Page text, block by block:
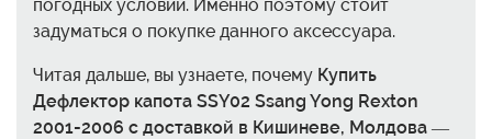
погодных условий. Именно поэтому стоит
задуматься о покупке данного аксессуара.
Читая дальше, вы узнаете, почему Купить
Дефлектор капота SSY02 Ssang Yong Rexton
2001-2006 с доставкой в Кишиневе, Молдова —